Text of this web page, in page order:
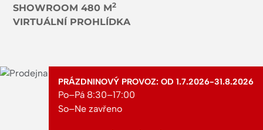
SHOWROOM 480 M2
VIRTUÁLNÍ PROHLÍDKA
PRÁZDNINOVÝ PROVOZ: OD 1.7.2026-31.8.2026
Po–Pá 8:30–17:00
So–Ne zavřeno